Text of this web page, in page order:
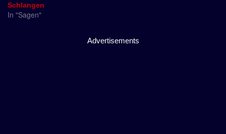
Schlangen
In "Sagen"
Advertisements